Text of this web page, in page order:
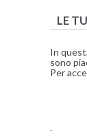
LE
In
sono
Per
.